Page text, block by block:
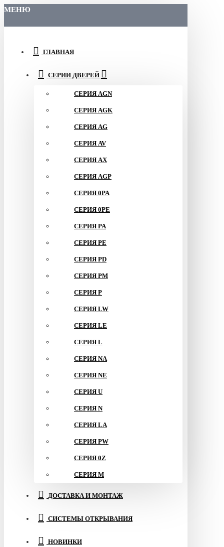
МЕНЮ
ГЛАВНАЯ
СЕРИИ ДВЕРЕЙ
СЕРИЯ AGN
СЕРИЯ AGK
СЕРИЯ AG
СЕРИЯ AV
СЕРИЯ AX
СЕРИЯ AGP
СЕРИЯ 0PA
СЕРИЯ 0PE
СЕРИЯ PA
СЕРИЯ PE
СЕРИЯ PD
СЕРИЯ PM
СЕРИЯ P
СЕРИЯ LW
СЕРИЯ LE
СЕРИЯ L
СЕРИЯ NA
СЕРИЯ NE
СЕРИЯ U
СЕРИЯ N
СЕРИЯ LA
СЕРИЯ PW
СЕРИЯ 0Z
СЕРИЯ M
ДОСТАВКА И МОНТАЖ
СИСТЕМЫ ОТКРЫВАНИЯ
НОВИНКИ